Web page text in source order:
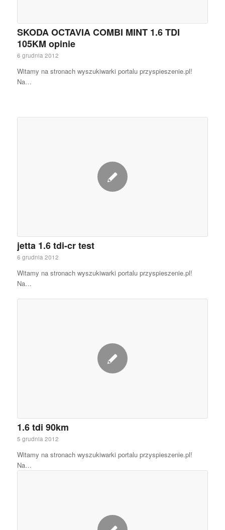
SKODA OCTAVIA COMBI MINT 1.6 TDI
105KM opinie
6 grudnia 2012
Witamy na stronach wyszukiwarki portalu przyspieszenie.pl!
Na…
jetta 1.6 tdi-cr test
6 grudnia 2012
Witamy na stronach wyszukiwarki portalu przyspieszenie.pl!
Na…
1.6 tdi 90km
5 grudnia 2012
Witamy na stronach wyszukiwarki portalu przyspieszenie.pl!
Na…